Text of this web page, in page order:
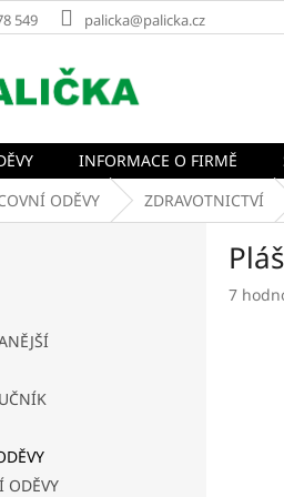
549 palicka@palicka.cz
INFORMACE O FIRMĚ
ODĚVY ZDRAVOTNICTVÍ
ODĚVY
7